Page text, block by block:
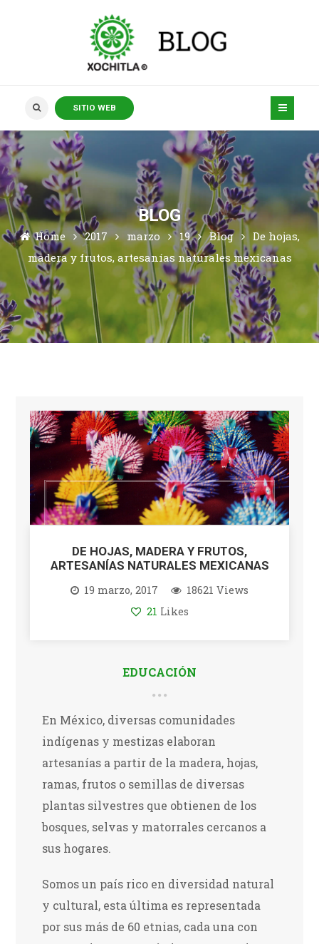
SITIO WEB
BLOG
Home 2017 marzo 19 Blog
De hojas,
madera y frutos, artesanías naturales mexicanas
DE HOJAS, MADERA Y FRUTOS,
ARTESANÍAS NATURALES MEXICANAS
19 marzo, 2017
18621 Views
21 Likes
EDUCACIÓN
En México, diversas comunidades
indígenas y mestizas elaboran
artesanías a partir de la madera, hojas,
ramas, frutos o semillas de diversas
plantas silvestres que obtienen de los
bosques, selvas y matorrales cercanos a
sus hogares.
Somos un país rico en diversidad natural
y cultural, esta última es representada
por sus más de 60 etnias, cada una con